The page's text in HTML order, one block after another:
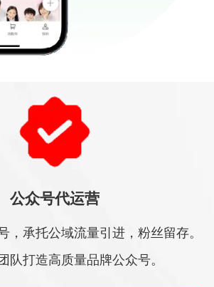
公众号代运营
，承托公域流量引进，粉丝留存。
队打造高质量品牌公众号。